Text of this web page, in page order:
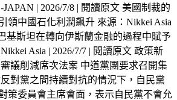
| 2026/7/8 | 閱讀原文 美國制裁的
領中國石化利潤飆升 來源：Nikkei Asia
基斯坦在轉向伊斯蘭金融的過程中賦予
Asia | 2026/7/7 | 閱讀原文 政策新
議削減席次法案 中道黨團要求召開集
對黨之間持續對抗的情況下，自民黨
策委員會主席會面，表示自民黨不會允